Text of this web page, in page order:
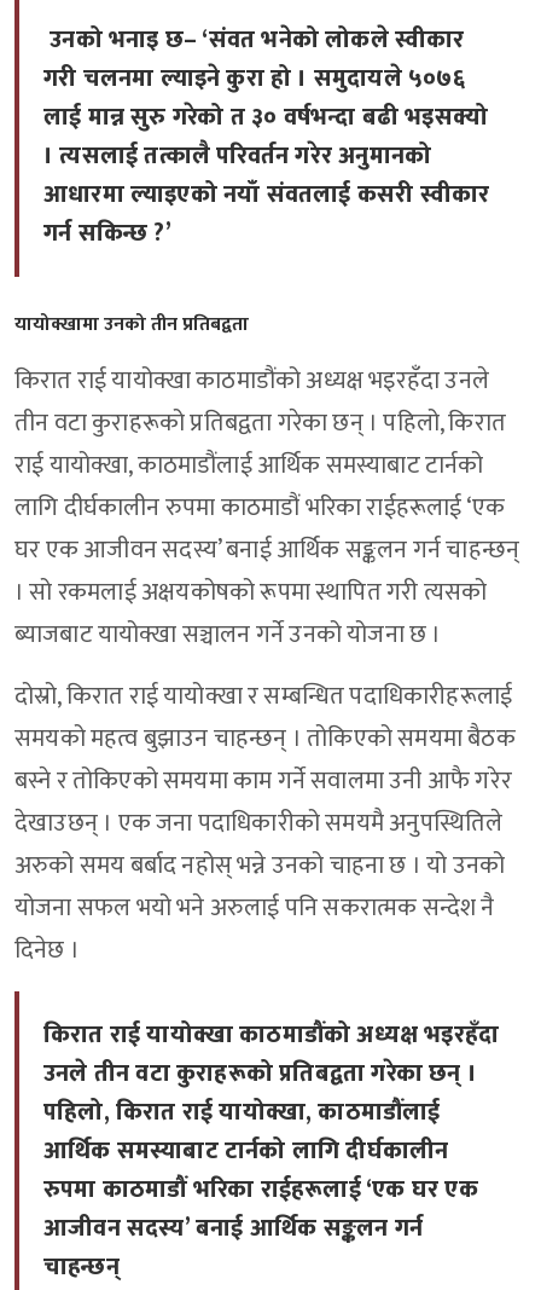
उनको भनाइ छ– ‘संवत भनेको लोकले स्वीकार
गरी चलनमा ल्याइने कुरा हो । समुदायले ५०७६
लाई मान्न सुरु गरेको त ३० वर्षभन्दा बढी भइसक्यो
। त्यसलाई तत्कालै परिवर्तन गरेर अनुमानको
आधारमा ल्याइएको नयाँ संवतलाई कसरी स्वीकार
गर्न सकिन्छ ?’
यायोक्खामा उनको तीन प्रतिबद्वता
किरात राई यायोक्खा काठमाडौंको अध्यक्ष भइरहँदा उनले
तीन वटा कुराहरूको प्रतिबद्वता गरेका छन् । पहिलो, किरात
राई यायोक्खा, काठमाडौंलाई आर्थिक समस्याबाट टार्नको
लागि दीर्घकालीन रुपमा काठमाडौं भरिका राईहरूलाई ‘एक
घर एक आजीवन सदस्य’ बनाई आर्थिक सङ्कलन गर्न चाहन्छन्
। सो रकमलाई अक्षयकोषको रूपमा स्थापित गरी त्यसको
ब्याजबाट यायोक्खा सञ्चालन गर्ने उनको योजना छ ।
दोस्रो, किरात राई यायोक्खा र सम्बन्धित पदाधिकारीहरूलाई
समयको महत्व बुझाउन चाहन्छन् । तोकिएको समयमा बैठक
बस्ने र तोकिएको समयमा काम गर्ने सवालमा उनी आफै गरेर
देखाउछन् । एक जना पदाधिकारीको समयमै अनुपस्थितिले
अरुको समय बर्बाद नहोस् भन्ने उनको चाहना छ । यो उनको
योजना सफल भयो भने अरुलाई पनि सकरात्मक सन्देश नै
दिनेछ ।
किरात राई यायोक्खा काठमाडौंको अध्यक्ष भइरहँदा
उनले तीन वटा कुराहरूको प्रतिबद्वता गरेका छन् ।
पहिलो, किरात राई यायोक्खा, काठमाडौंलाई
आर्थिक समस्याबाट टार्नको लागि दीर्घकालीन
रुपमा काठमाडौं भरिका राईहरूलाई ‘एक घर एक
आजीवन सदस्य’ बनाई आर्थिक सङ्कलन गर्न
चाहन्छन्